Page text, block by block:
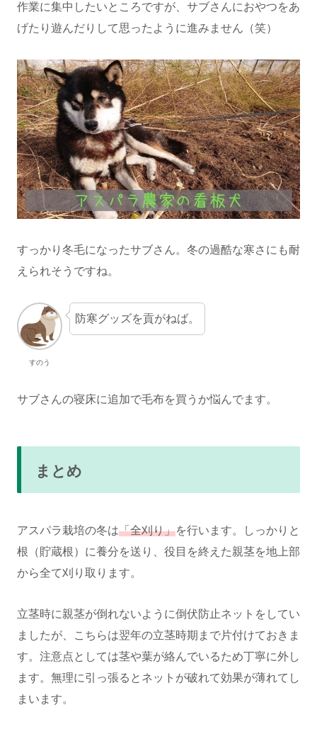
作業に集中したいところですが、サブさんにおやつをあ
げたり遊んだりして思ったように進みません（笑）
すっかり冬毛になったサブさん。冬の過酷な寒さにも耐
えられそうですね。
すのう
防寒グッズを貢がねば。
サブさんの寝床に追加で毛布を買うか悩んでます。
まとめ
アスパラ栽培の冬は「全刈り」を行います。しっかりと
根（貯蔵根）に養分を送り、役目を終えた親茎を地上部
から全て刈り取ります。
立茎時に親茎が倒れないように倒伏防止ネットをしてい
ましたが、こちらは翌年の立茎時期まで片付けておきま
す。注意点としては茎や葉が絡んでいるため丁寧に外し
ます。無理に引っ張るとネットが破れて効果が薄れてし
まいます。